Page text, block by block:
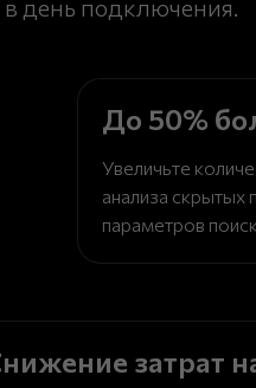
день подключения.
До 50%
Увеличьте
анализа скрытых
параметров
затрат